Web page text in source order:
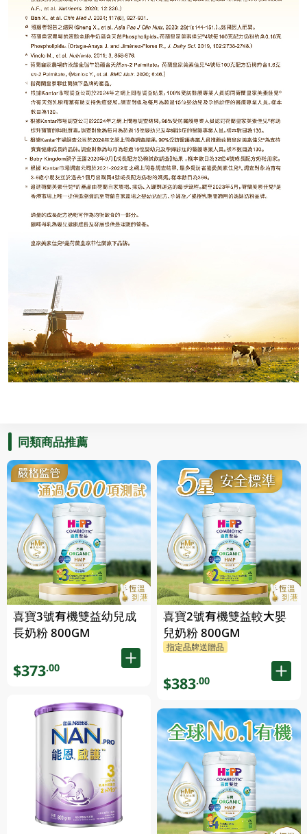
同類商品推薦
喜寶3號有機雙益幼兒成
長奶粉 800GM
$373.00
喜寶2號有機雙益較大嬰
兒奶粉 800GM
指定品牌送贈品
$383.00